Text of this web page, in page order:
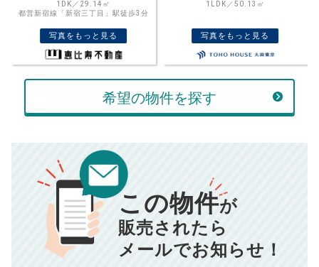
ボーナス
返済金額
万円
万円
返済シミュレーション計算結果
毎月の支払額 834
年間の支払額 10,005 円
万円
計算する
00万円
■仲介手数料／ 00万円
■売買契約書印紙／ 0
■抵当権抹消費用／0万円
※購入価格よりも売却価格が高い場合、譲渡所得税が発生する
場合がございます。詳しくは最寄りの税務署などにご確認く
1LDK／50.13㎡
写真をもっと見る
3LDK／73.45㎡
写真をもっと見る
希望の物件を探す
この物件が
販売されたら
メールでお知らせ！